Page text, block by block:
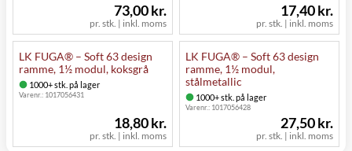
pr. stk. | inkl. moms
73,00 kr.
pr. stk. | inkl. moms
17,40 kr.
LK FUGA® – Soft 63 design
ramme, 1½ modul, koksgrå
1000+ stk. på lager
Varenr.: 1017056431
pr. stk. | inkl. moms
18,80 kr.
LK FUGA® – Soft 63 design
ramme, 1½ modul,
stålmetallic
1000+ stk. på lager
Varenr.: 1017056428
pr. stk. | inkl. moms
27,50 kr.